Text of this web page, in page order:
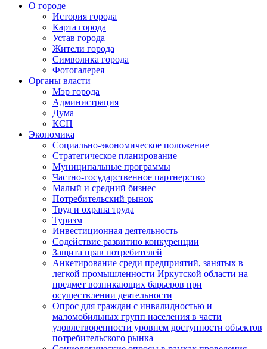
О городе
История города
Карта города
Устав города
Жители города
Символика города
Фотогалерея
Органы власти
Мэр города
Администрация
Дума
КСП
Экономика
Социально-экономическое положение
Стратегическое планирование
Муниципальные программы
Частно-государственное партнерство
Малый и средний бизнес
Потребительский рынок
Труд и охрана труда
Туризм
Инвестиционная деятельность
Содействие развитию конкуренции
Защита прав потребителей
Анкетирование среди предприятий, занятых в
легкой промышленности Иркутской области на
предмет возникающих барьеров при
осуществлении деятельности
Опрос для граждан с инвалидностью и
маломобильных групп населения в части
удовлетворенности уровнем доступности объектов
потребительского рынка